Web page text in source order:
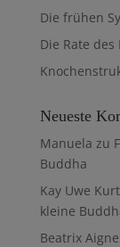
Die frühen
Die Rate
Neueste
Manuela zu
Buddha
Kay Uwe
kleine
Beatrix